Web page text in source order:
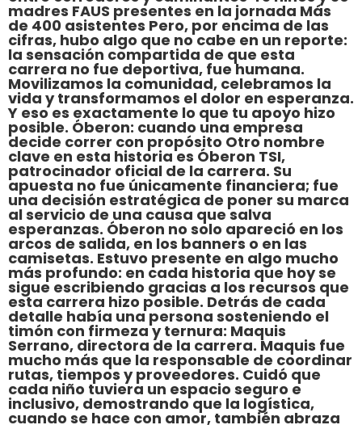
madres FAUS presentes en la jornada Más
de 400 asistentes Pero, por encima de las
cifras, hubo algo que no cabe en un reporte:
la sensación compartida de que esta
carrera no fue deportiva, fue humana.
Movilizamos la comunidad, celebramos la
vida y transformamos el dolor en esperanza.
Y eso es exactamente lo que tu apoyo hizo
posible. Óberon: cuando una empresa
decide correr con propósito Otro nombre
clave en esta historia es Óberon TSI,
patrocinador oficial de la carrera. Su
apuesta no fue únicamente financiera; fue
una decisión estratégica de poner su marca
al servicio de una causa que salva
esperanzas. Óberon no solo apareció en los
arcos de salida, en los banners o en las
camisetas. Estuvo presente en algo mucho
más profundo: en cada historia que hoy se
sigue escribiendo gracias a los recursos que
esta carrera hizo posible. Detrás de cada
detalle había una persona sosteniendo el
timón con firmeza y ternura: Maquis
Serrano, directora de la carrera. Maquis fue
mucho más que la responsable de coordinar
rutas, tiempos y proveedores. Cuidó que
cada niño tuviera un espacio seguro e
inclusivo, demostrando que la logística,
cuando se hace con amor, también abraza